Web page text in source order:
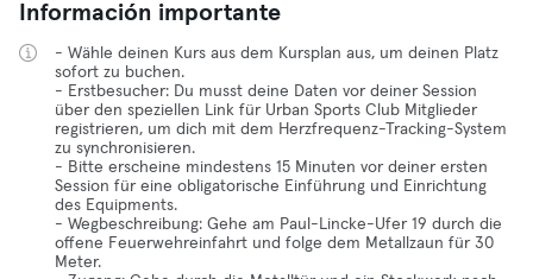
Información importante
- Wähle deinen Kurs aus dem Kursplan aus, um deinen Platz
sofort zu buchen.
- Erstbesucher: Du musst deine Daten vor deiner Session
über den speziellen Link für Urban Sports Club Mitglieder
registrieren, um dich mit dem Herzfrequenz-Tracking-System
zu synchronisieren.
- Bitte erscheine mindestens 15 Minuten vor deiner ersten
Session für eine obligatorische Einführung und Einrichtung
des Equipments.
- Wegbeschreibung: Gehe am Paul-Lincke-Ufer 19 durch die
offene Feuerwehreinfahrt und folge dem Metallzaun für 30
Meter.